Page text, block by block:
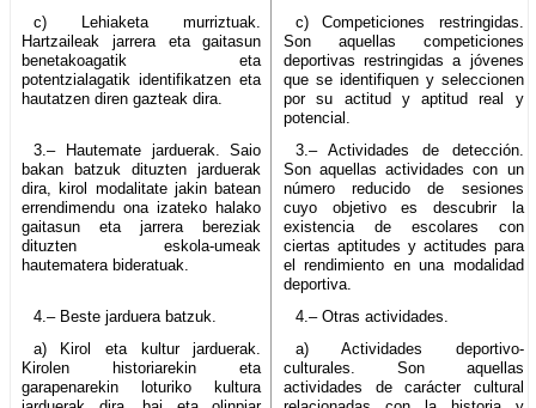
c) Lehiaketa murriztuak.
Hartzaileak jarrera eta gaitasun
benetakoagatik eta
potentzialagatik identifikatzen eta
hautatzen diren gazteak dira.
c) Competiciones restringidas.
Son aquellas competiciones
deportivas restringidas a jóvenes
que se identifiquen y seleccionen
por su actitud y aptitud real y
potencial.
3.– Hautemate jarduerak. Saio
bakan batzuk dituzten jarduerak
dira, kirol modalitate jakin batean
errendimendu ona izateko halako
gaitasun eta jarrera bereziak
dituzten eskola-umeak
hautematera bideratuak.
3.– Actividades de detección.
Son aquellas actividades con un
número reducido de sesiones
cuyo objetivo es descubrir la
existencia de escolares con
ciertas aptitudes y actitudes para
el rendimiento en una modalidad
deportiva.
4.– Beste jarduera batzuk.
4.– Otras actividades.
a) Kirol eta kultur jarduerak.
Kirolen historiarekin eta
garapenarekin loturiko kultura
a) Actividades deportivo-
culturales. Son aquellas
actividades de carácter cultural